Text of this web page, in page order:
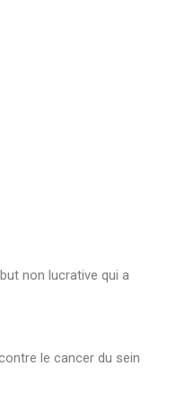
non lucrative qui a
le cancer du sein